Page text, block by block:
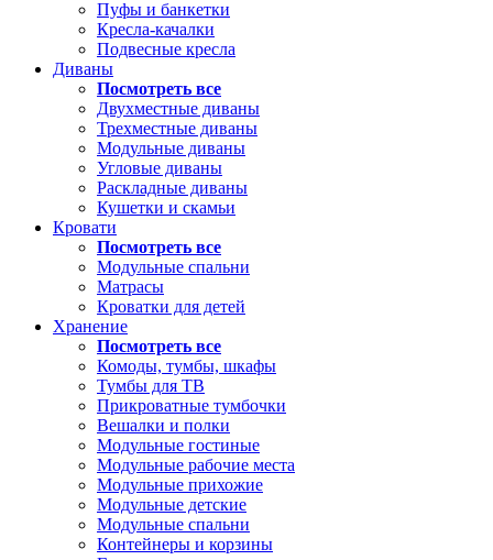
Пуфы и банкетки
Кресла-качалки
Подвесные кресла
Диваны
Посмотреть все
Двухместные диваны
Трехместные диваны
Модульные диваны
Угловые диваны
Раскладные диваны
Кушетки и скамьи
Кровати
Посмотреть все
Модульные спальни
Матрасы
Кроватки для детей
Хранение
Посмотреть все
Комоды, тумбы, шкафы
Тумбы для ТВ
Прикроватные тумбочки
Вешалки и полки
Модульные гостиные
Модульные рабочие места
Модульные прихожие
Модульные детские
Модульные спальни
Контейнеры и корзины